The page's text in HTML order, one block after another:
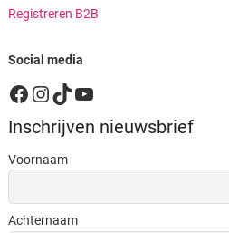
Registreren B2B
Social media
Facebook
Instagram
TikTok
YouTube
Inschrijven nieuwsbrief
Voornaam
Achternaam